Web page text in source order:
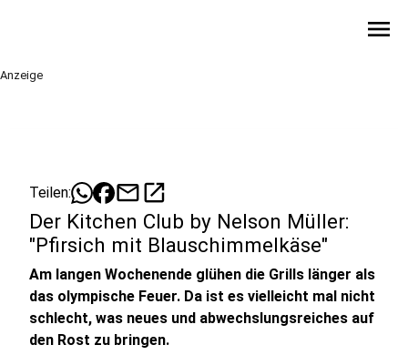
menu
Anzeige
Teilen: mailopen_in_new
Der Kitchen Club by Nelson Müller:
"Pfirsich mit Blauschimmelkäse"
Am langen Wochenende glühen die Grills länger als
das olympische Feuer. Da ist es vielleicht mal nicht
schlecht, was neues und abwechslungsreiches auf
den Rost zu bringen.